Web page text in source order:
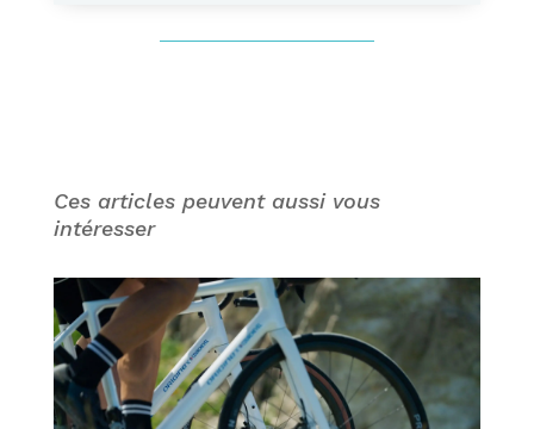
Ces articles peuvent aussi vous
intéresser